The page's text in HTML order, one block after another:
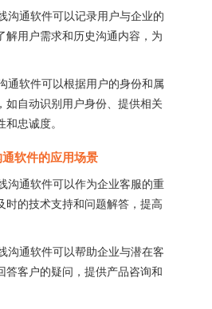
通软件可以记录用户与企业的
解用户需求和历史沟通内容，为
软件可以根据用户的身份和属
如自动识别用户身份、提供相关
忠诚度。
软件的应用场景
通软件可以作为企业客服的重
时的技术支持和问题解答，提高
通软件可以帮助企业与潜在客
答客户的疑问，提供产品咨询和